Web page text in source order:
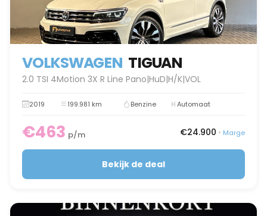
VOLKSWAGEN TIGUAN
2.0 TSI 4Motion 3X R Line Pano|HuD|H/K|VOL
2019 199.981 km Benzine Automaat
€463 p/m €24.900 • Marge
Bekijk de deal